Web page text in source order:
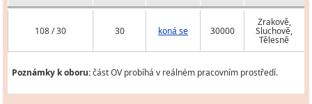
108 / 30 30 koná se 30000
Zrakově,
Sluchově,
Tělesně
Poznámky k oboru:část OV probíhá v reálném pracovním prostředí.